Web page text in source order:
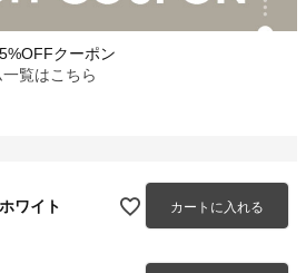
クーポン
覧はこちら
ワイト カートに入れる